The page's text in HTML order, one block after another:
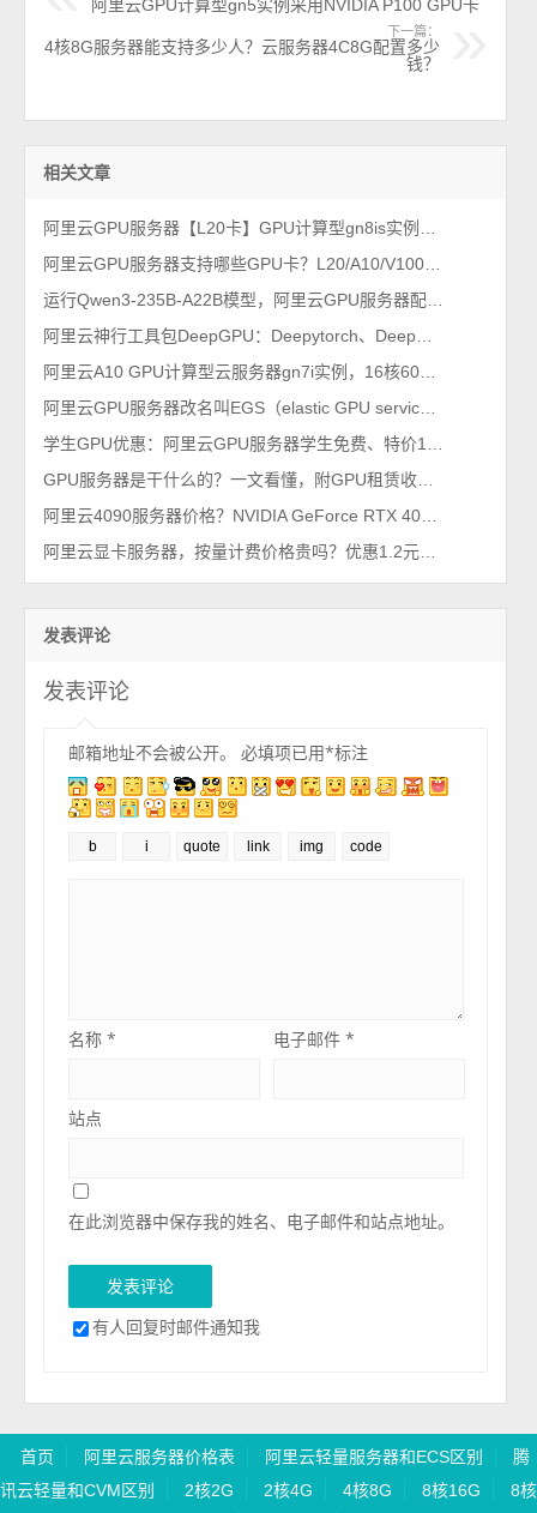
阿里云GPU计算型gn5实例采用NVIDIA P100 GPU卡
下一篇：
4核8G服务器能支持多少人？云服务器4C8G配置多少
钱？
相关文章
发表评论
发表评论
邮箱地址不会被公开。 必填项已用*标注
名称* 电子邮件*
站点
在此浏览器中保存我的姓名、电子邮件和站点地址。
有人回复时邮件通知我
首页 阿里云服务器价格表 阿里云轻量服务器和ECS区别
腾
讯云轻量和CVM区别
2核2G 2核4G 4核8G 8核16G
8核